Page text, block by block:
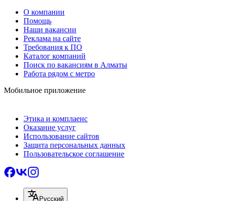
О компании
Помощь
Наши вакансии
Реклама на сайте
Требования к ПО
Каталог компаний
Поиск по вакансиям в Алматы
Работа рядом с метро
Мобильное приложение
Этика и комплаенс
Оказание услуг
Использование сайтов
Защита персональных данных
Пользовательское соглашение
Русский